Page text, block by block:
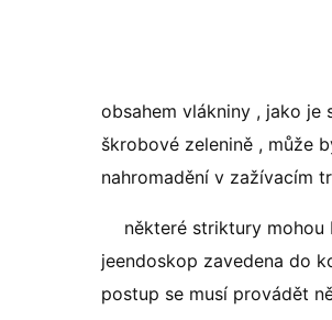
obsahem vlákniny , jako je
škrobové zelenině , může
nahromadění v zažívacím
některé striktury mohou
jeendoskop zavedena do
postup se musí provádět